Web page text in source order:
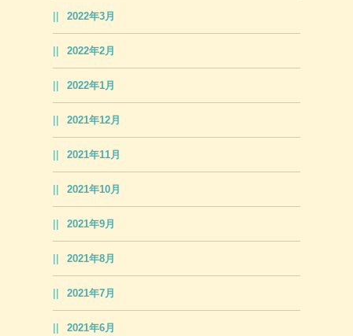
2022年3月
2022年2月
2022年1月
2021年12月
2021年11月
2021年10月
2021年9月
2021年8月
2021年7月
2021年6月